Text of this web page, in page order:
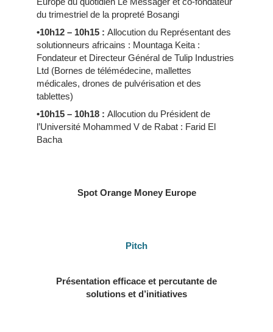
du trimestriel de la propreté Bosangi
•10h12 – 10h15 : Allocution du Représentant des
solutionneurs africains : Mountaga Keita :
Fondateur et Directeur Général de Tulip Industries
Ltd (Bornes de télémédecine, mallettes
médicales, drones de pulvérisation et des
tablettes)
•10h15 – 10h18 : Allocution du Président de
l’Université Mohammed V de Rabat : Farid El
Bacha
Spot Orange Money Europe
Pitch
Présentation efficace et percutante de
solutions et d’initiatives